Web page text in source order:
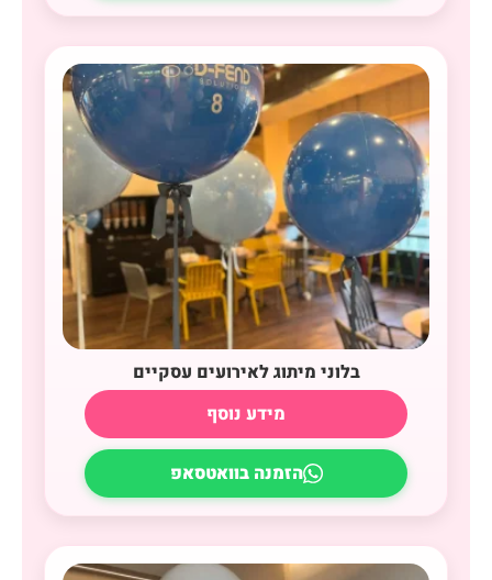
בלוני מיתוג לאירועים עסקיים
מידע נוסף
הזמנה בוואטסאפ